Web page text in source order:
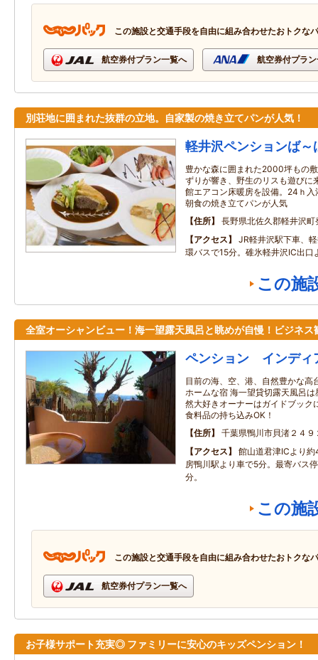
この施設と交通手段を自由に組み合わせたおトクな
航空券付プラン一覧へ 航空券付プラ
別荘地に囲まれた抜群の立地。自家製の焼き立てパンが人気！
軽井沢ペンションば～
豊かな森に囲まれた2000坪もの
ずりが響き、野生のリスも遊びに
館エアコン床暖房を設備。24ｈ
朝食の焼き立てパンが人気
住所
長野県北佐久郡軽井沢
アクセス
JR軽井沢駅下車、
環バスで15分。碓氷軽井沢IC出口
この施
全室オーシャンビュー！海一望露天風呂と眺めが自慢！ビジネス
ペンション インディ
目前の海、空、港、自然豊かな高
ホームな宿 海一望貸切露天風呂
然大好きオーナーはガイドブッ
食料品の持ち込みOK！
住所
千葉県鴨川市貝渚２４９
アクセス
館山道君津ICより
房鴨川駅より車で5分。最寄バス
分。
この施
この施設と交通手段を自由に組み合わせたおトクな
航空券付プラン一覧へ
お子様サポート充実◎ ファミリーに安心のキッズペンション！